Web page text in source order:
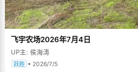
飞宇农场2026年7月4日
UP主: 侯海涛
跃胜 • 2026/7/5